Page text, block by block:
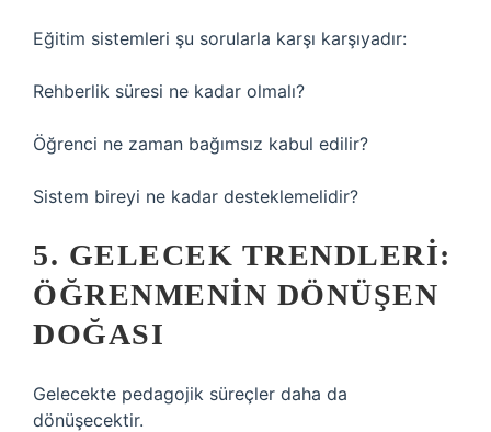
Eğitim sistemleri şu sorularla karşı karşıyadır:
Rehberlik süresi ne kadar olmalı?
Öğrenci ne zaman bağımsız kabul edilir?
Sistem bireyi ne kadar desteklemelidir?
5. GELECEK TRENDLERI:
ÖĞRENMENIN DÖNÜŞEN
DOĞASI
Gelecekte pedagojik süreçler daha da
dönüşecektir.